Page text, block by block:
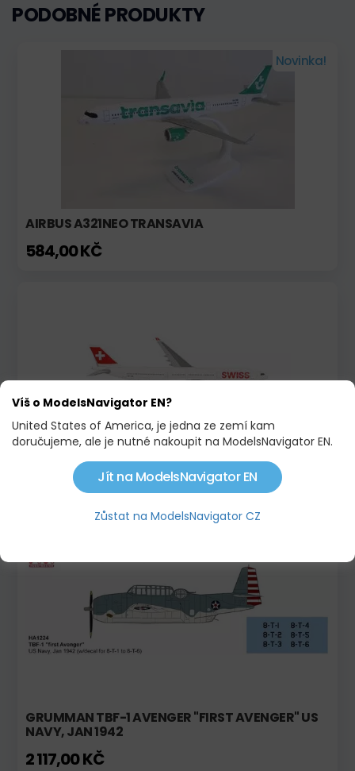
PODOBNÉ PRODUKTY
Novinka!
AIRBUS A321NEO TRANSAVIA
584,00 KČ
SWISS INTERNATIONAL AIR LINES AIRBUS A330-
1 145,00 KČ
GRUMMAN TBF-1 AVENGER "FIRST AVENGER" US
NAVY, JAN 1942
2 117,00 KČ
Víš o ModelsNavigator EN?
United States of America, je jedna ze zemí kam
doručujeme, ale je nutné nakoupit na ModelsNavigator EN.
Jít na ModelsNavigator EN
Zůstat na ModelsNavigator CZ